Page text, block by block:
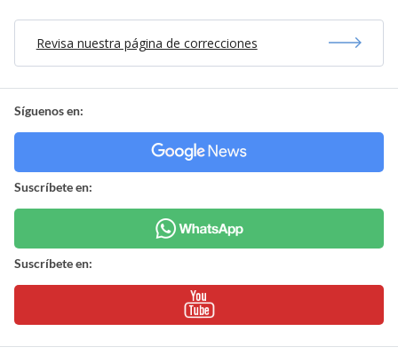
Revisa nuestra página de correcciones
Síguenos en:
Suscríbete en:
Suscríbete en: